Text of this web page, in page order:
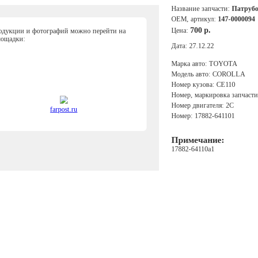
и фотографий можно перейти на
farpost.ru
Название запчасти:
ОЕМ, артикул: 147-0000094
Цена: 700 р.
Дата: 27.12.22
Марка авто: TOYOTA
Модель авто: COROLLA
Номер кузова: CE110
Номер, маркировка
Номер двигателя: 2C
Номер: 17882-641101
Примечание:
17882-64110a1